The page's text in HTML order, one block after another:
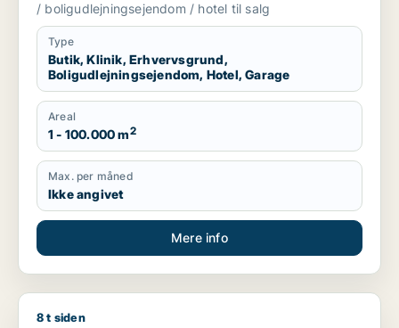
/ boligudlejningsejendom / hotel til salg
Type
Butik, Klinik, Erhvervsgrund,
Boligudlejningsejendom, Hotel, Garage
Areal
1 - 100.000 m2
Max. per måned
Ikke angivet
Mere info
Tina søger lager eller garage til leje i Storkøbenhavn
8 t siden